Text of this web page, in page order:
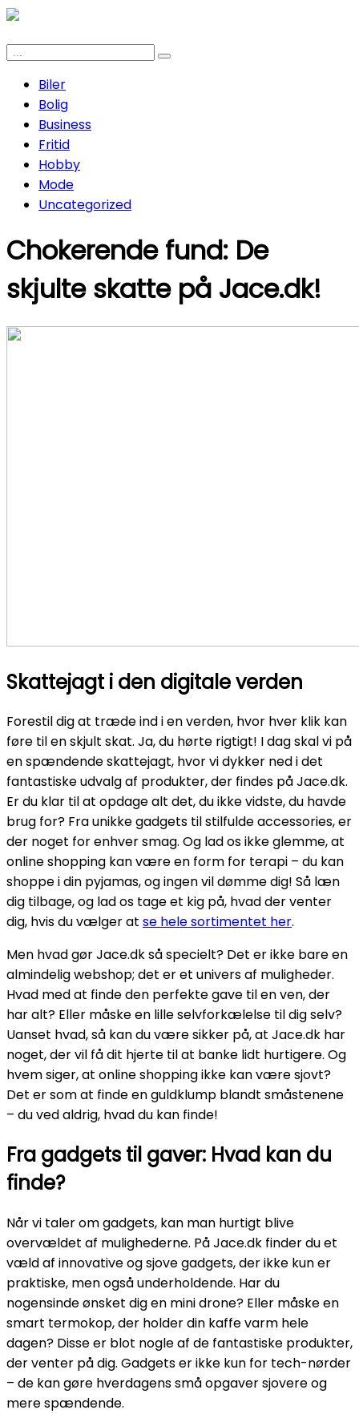
Biler
Bolig
Business
Fritid
Hobby
Mode
Uncategorized
Chokerende fund: De
skjulte skatte på Jace.dk!
Skattejagt i den digitale verden
Forestil dig at træde ind i en verden, hvor hver klik kan
føre til en skjult skat. Ja, du hørte rigtigt! I dag skal vi på
en spændende skattejagt, hvor vi dykker ned i det
fantastiske udvalg af produkter, der findes på Jace.dk.
Er du klar til at opdage alt det, du ikke vidste, du havde
brug for? Fra unikke gadgets til stilfulde accessories, er
der noget for enhver smag. Og lad os ikke glemme, at
online shopping kan være en form for terapi – du kan
shoppe i din pyjamas, og ingen vil dømme dig! Så læn
dig tilbage, og lad os tage et kig på, hvad der venter
dig, hvis du vælger at se hele sortimentet her.
Men hvad gør Jace.dk så specielt? Det er ikke bare en
almindelig webshop; det er et univers af muligheder.
Hvad med at finde den perfekte gave til en ven, der
har alt? Eller måske en lille selvforkælelse til dig selv?
Uanset hvad, så kan du være sikker på, at Jace.dk har
noget, der vil få dit hjerte til at banke lidt hurtigere. Og
hvem siger, at online shopping ikke kan være sjovt?
Det er som at finde en guldklump blandt småstenene
– du ved aldrig, hvad du kan finde!
Fra gadgets til gaver: Hvad kan du
finde?
Når vi taler om gadgets, kan man hurtigt blive
overvældet af mulighederne. På Jace.dk finder du et
væld af innovative og sjove gadgets, der ikke kun er
praktiske, men også underholdende. Har du
nogensinde ønsket dig en mini drone? Eller måske en
smart termokop, der holder din kaffe varm hele
dagen? Disse er blot nogle af de fantastiske produkter,
der venter på dig. Gadgets er ikke kun for tech-nørder
– de kan gøre hverdagens små opgaver sjovere og
mere spændende.